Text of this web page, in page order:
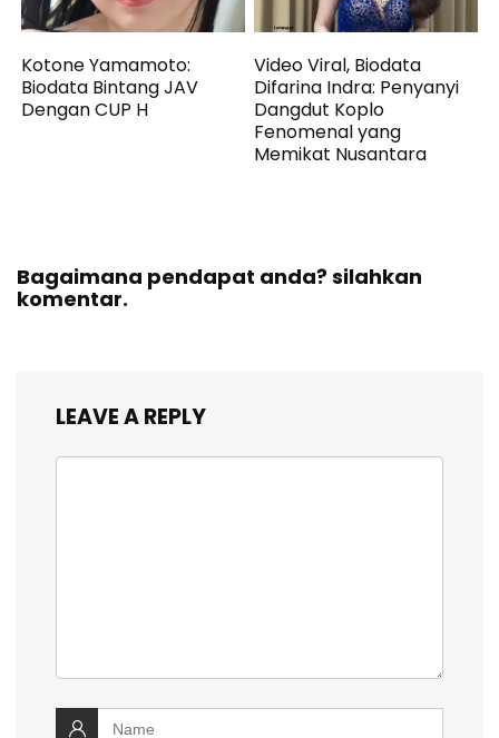
Kotone Yamamoto:
Biodata Bintang JAV
Dengan CUP H
Video Viral, Biodata
Difarina Indra: Penyanyi
Dangdut Koplo
Fenomenal yang
Memikat Nusantara
Bagaimana pendapat anda? silahkan
komentar.
LEAVE A REPLY